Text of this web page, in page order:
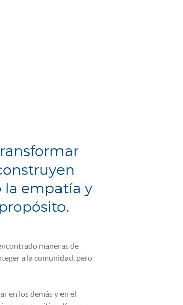
la empatía y
maneras de
a la comunidad, pero
en los demás y en el